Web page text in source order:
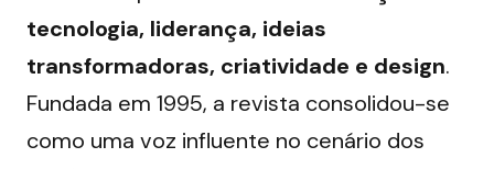
tecnologia, liderança, ideias
transformadoras, criatividade e design.
Fundada em 1995, a revista consolidou-se
como uma voz influente no cenário dos